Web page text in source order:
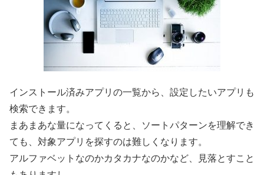
インストール済みアプリの一覧から、設定したいアプリも
検索できます。
まあまあな量になってくると、ソートパターンを理解でき
ても、対象アプリを探すのは難しくなります。
アルファベットなのかカタカナなのかなど、見落とすこと